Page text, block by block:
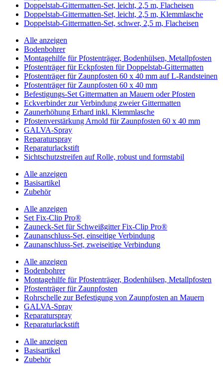
Doppelstab-Gittermatten-Set, leicht, 2,5 m, Flacheisen
Doppelstab-Gittermatten-Set, leicht, 2,5 m, Klemmlasche
Doppelstab-Gittermatten-Set, schwer, 2,5 m, Flacheisen
Alle anzeigen
Bodenbohrer
Montagehilfe für Pfostenträger, Bodenhülsen, Metallpfosten
Pfostenträger für Eckpfosten für Doppelstab-Gittermatten
Pfostenträger für Zaunpfosten 60 x 40 mm auf L-Randsteinen
Pfostenträger für Zaunpfosten 60 x 40 mm
Befestigungs-Set Gittermatten an Mauern oder Pfosten
Eckverbinder zur Verbindung zweier Gittermatten
Zaunerhöhung Erhard inkl. Klemmlasche
Pfostenverstärkung Arnold für Zaunpfosten 60 x 40 mm
GALVA-Spray
Reparaturspray
Reparaturlackstift
Sichtschutzstreifen auf Rolle, robust und formstabil
Alle anzeigen
Basisartikel
Zubehör
Alle anzeigen
Set Fix-Clip Pro®
Zauneck-Set für Schweißgitter Fix-Clip Pro®
Zaunanschluss-Set, einseitige Verbindung
Zaunanschluss-Set, zweiseitige Verbindung
Alle anzeigen
Bodenbohrer
Montagehilfe für Pfostenträger, Bodenhülsen, Metallpfosten
Pfostenträger für Zaunpfosten
Rohrschelle zur Befestigung von Zaunpfosten an Mauern
GALVA-Spray
Reparaturspray
Reparaturlackstift
Alle anzeigen
Basisartikel
Zubehör